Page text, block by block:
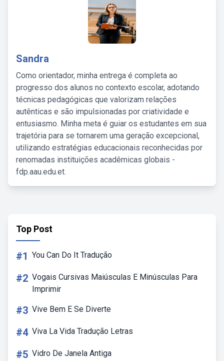
Sandra
Como orientador, minha entrega é completa ao
progresso dos alunos no contexto escolar, adotando
técnicas pedagógicas que valorizam relações
autênticas e são impulsionadas por criatividade e
entusiasmo. Minha meta é guiar os estudantes em sua
trajetória para se tornarem uma geração excepcional,
utilizando estratégias educacionais reconhecidas por
renomadas instituições acadêmicas globais -
fdp.aau.edu.et.
Top Post
#1 You Can Do It Tradução
#2 Vogais Cursivas Maiúsculas E Minúsculas Para
Imprimir
#3 Vive Bem E Se Diverte
#4 Viva La Vida Tradução Letras
#5 Vidro De Janela Antiga